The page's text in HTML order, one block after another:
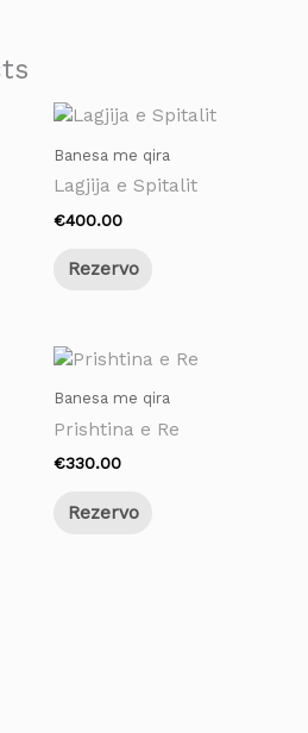
Banesa me qira
Lagjija e Spitalit
€400.00
Rezervo
Banesa me qira
Prishtina e Re
€330.00
Rezervo